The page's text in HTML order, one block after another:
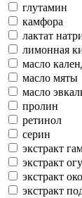
глутамин
камфора
лактат
лимонная
масло
масло мяты
масло
пролин
ретинол
серин
экстракт
экстракт
экстракт
экстракт